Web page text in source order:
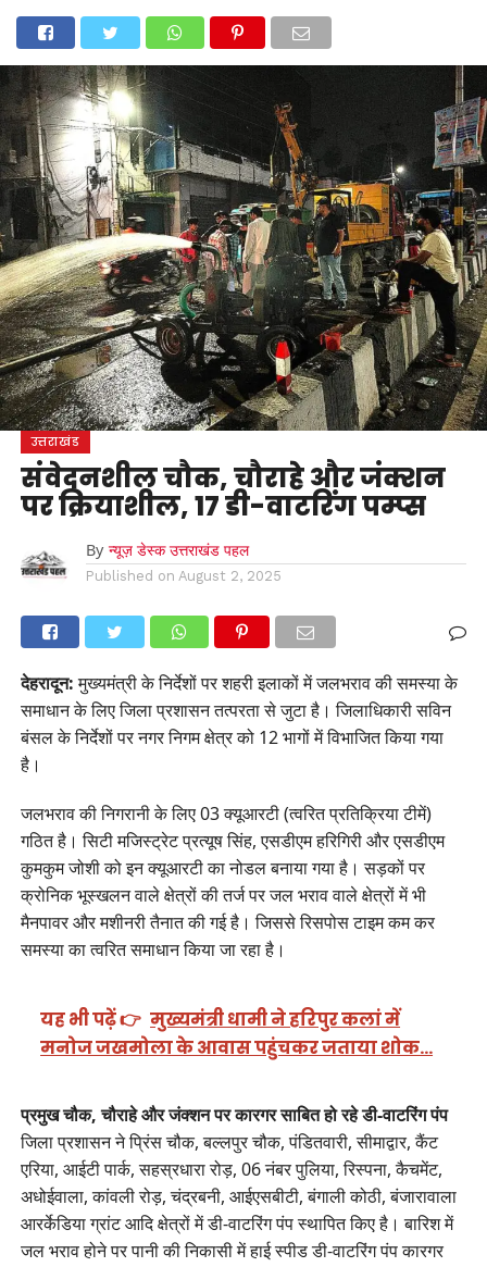
उत्तराखंडअल्मोड़ाउत्तरकाशी उधम सिंह नगर
देहरादूननैनीतालपिथौरागढ़ पौड़ी गढ़वाल
दुनिया
मनोरंजन
उत्तराखंड
संवेदनशील चौक, चौराहे और जंक्शन
पर क्रियाशील, 17 डी-वाटरिंग पम्प्स
By न्यूज़ डेस्क उत्तराखंड पहल
Published on August 2, 2025
देहरादून:मुख्यमंत्री के निर्देशों पर शहरी इलाकों में जलभराव की समस्या के
समाधान के लिए जिला प्रशासन तत्परता से जुटा है। जिलाधिकारी सविन
बंसल के निर्देशों पर नगर निगम क्षेत्र को 12 भागों में विभाजित किया गया
है।
जलभराव की निगरानी के लिए 03 क्यूआरटी (त्वरित प्रतिक्रिया टीमें)
गठित है। सिटी मजिस्ट्रेट प्रत्यूष सिंह, एसडीएम हरिगिरी और एसडीएम
कुमकुम जोशी को इन क्यूआरटी का नोडल बनाया गया है। सड़कों पर
क्रोनिक भूस्खलन वाले क्षेत्रों की तर्ज पर जल भराव वाले क्षेत्रों में भी
मैनपावर और मशीनरी तैनात की गई है। जिससे रिसपोस टाइम कम कर
समस्या का त्वरित समाधान किया जा रहा है।
यह भी पढ़ें 👉 मुख्यमंत्री धामी ने हरिपुर कलां में
मनोज जखमोला के आवास पहुंचकर जताया शोक…
प्रमुख चौक, चौराहे और जंक्शन पर कारगर साबित हो रहे डी-वाटरिंग पंप
जिला प्रशासन ने प्रिंस चौक, बल्लपुर चौक, पंडितवारी, सीमाद्वार, कैंट
एरिया, आईटी पार्क, सहस्रधारा रोड़, 06 नंबर पुलिया, रिस्पना, कैचमेंट,
अधोईवाला, कांवली रोड़, चंद्रबनी, आईएसबीटी, बंगाली कोठी, बंजारावाला
आरर्केडिया ग्रांट आदि क्षेत्रों में डी-वाटरिंग पंप स्थापित किए है। बारिश में
जल भराव होने पर पानी की निकासी में हाई स्पीड डी-वाटरिंग पंप कारगर